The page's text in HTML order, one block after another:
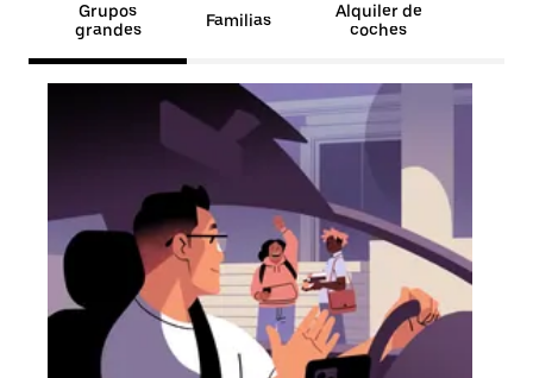
Grupos
grandes
Familias
Alquiler de
coches